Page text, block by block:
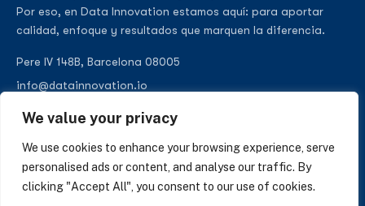
We value your privacy
We use cookies to enhance your browsing experience, serve
personalised ads or content, and analyse our traffic. By
clicking "Accept All", you consent to our use of cookies.
Por eso, en Data Innovation estamos aquí: para aportar
calidad, enfoque y resultados que marquen la diferencia.
Pere IV 148B, Barcelona 08005
info@datainnovation.io